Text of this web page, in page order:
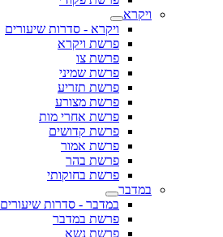
ויקרא
ויקרא - סדרות שיעורים
פרשת ויקרא
פרשת צו
פרשת שמיני
פרשת תזריע
פרשת מצורע
פרשת אחרי מות
פרשת קדושים
פרשת אמור
פרשת בהר
פרשת בחוקותי
במדבר
במדבר - סדרות שיעורים
פרשת במדבר
פרשת נשא